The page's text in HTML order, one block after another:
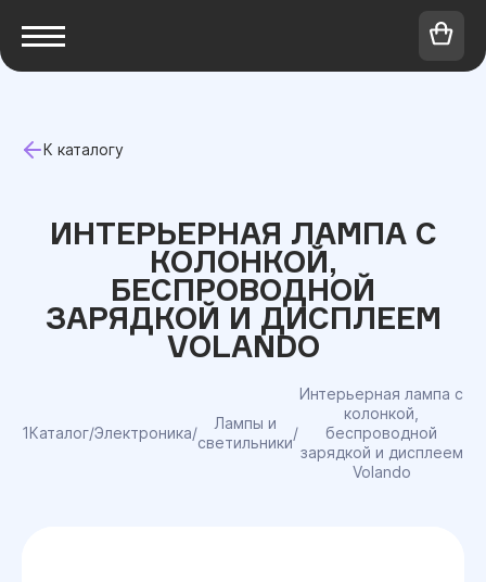
К каталогу
ИНТЕРЬЕРНАЯ ЛАМПА C
КОЛОНКОЙ,
БЕСПРОВОДНОЙ
ЗАРЯДКОЙ И ДИСПЛЕЕМ
VOLANDO
1Каталог/Электроника/
Лампы и
светильники
/
Интерьерная лампа c
колонкой,
беспроводной
зарядкой и дисплеем
Volando